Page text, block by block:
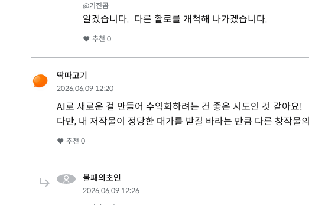
@기진곰
알겠습니다. 다른 활로를 개척해 나가겠습니다.
추천 0
딱따고기
2026.06.09 12:20
AI로 새로운 걸 만들어 수익화하려는 건 좋은 시도인 것 같아요!
다만, 내 저작물이 정당한 대가를 받길 바라는 만큼 다른 창작물
추천 0
불패의초인
2026.06.09 12:26